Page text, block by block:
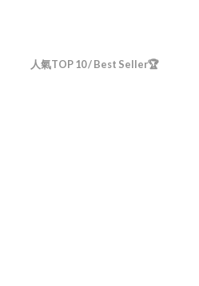
人氣TOP 10 / Best Seller🏆